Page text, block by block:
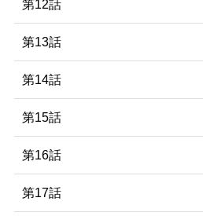
第12話
第13話
第14話
第15話
第16話
第17話